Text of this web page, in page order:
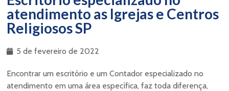
atendimento as Igrejas e Centros
Religiosos SP
5 de fevereiro de 2022
Encontrar um escritório e um Contador especializado no
atendimento em uma área específica, faz toda diferença,